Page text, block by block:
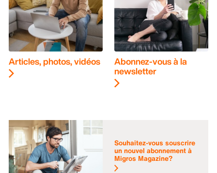
Articles, photos, vidéos Abonnez-vous à la
newsletter
Souhaitez-vous souscrire
un nouvel abonnement à
Migros Magazine?